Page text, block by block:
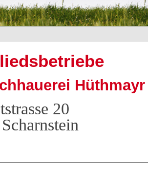
Hüthmayr
20